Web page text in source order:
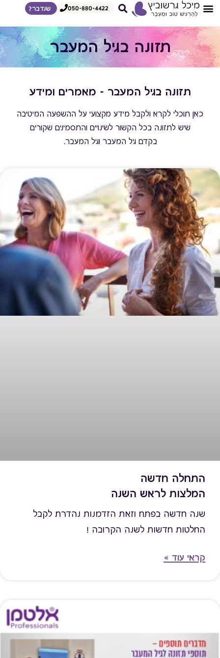
050-880-4422 שנדבר?
תזונה בגיל המעבר
תזונה בגיל המעבר - מאמרים ומידע
כאן תוכלי לקרא ולקבל מידע מקצועי על ההשפעה המיטיבה
שיש לתזונה בכל הקשור לשינויים והתסמינים שקורים
בקדם גיל המעבר וגיל המעבר.
התחלה חדשה
המלצות לראש השנה
שנה חדשה בפתח וזאת הזדמנות נהדרת לקבל
החלטות חדשות לשנה הקרובה !
קראי עוד »